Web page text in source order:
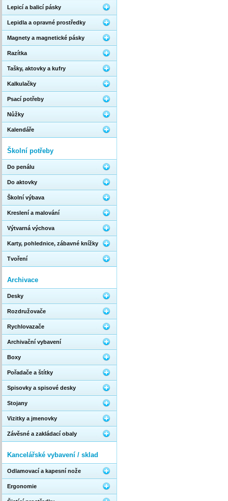
Lepicí a balicí pásky
Lepidla a opravné prostředky
Magnety a magnetické pásky
Razítka
Tašky, aktovky a kufry
Kalkulačky
Psací potřeby
Nůžky
Kalendáře
Školní potřeby
Do penálu
Do aktovky
Školní výbava
Kreslení a malování
Výtvarná výchova
Karty, pohlednice, zábavné knížky
Tvoření
Archivace
Desky
Rozdružovače
Rychlovazače
Archivační vybavení
Boxy
Pořadače a štítky
Spisovky a spisové desky
Stojany
Vizitky a jmenovky
Závěsné a zakládací obaly
Kancelářské vybavení / sklad
Odlamovací a kapesní nože
Ergonomie